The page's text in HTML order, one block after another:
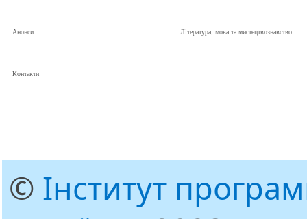
Анонси
Контакти
Література, мова та мистецтвознавство
© Інститут